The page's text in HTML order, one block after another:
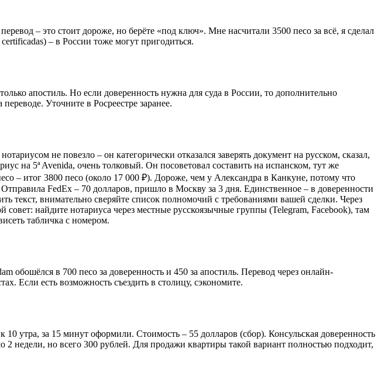
– это стоит дороже, но берёте «под ключ». Мне насчитали 3500 песо за всё, я сделал
– в России тоже могут пригодиться.
апостиль. Но если доверенность нужна для суда в России, то дополнительно
Уточните в Росреестре заранее.
не повезло – он категорически отказался заверять документ на русском, сказал,
на 5ª Avenida, очень толковый. Он посоветовал составить на испанском, тут же
– итог 3800 песо (около 17 000 ₽). Дороже, чем у Александра в Канкуне, потому что
FedEx – 70 долларов, пришло в Москву за 3 дня. Единственное – в доверенности
текст, внимательно сверяйте список полномочий с требованиями вашей сделки. Через
найдите нотариуса через местные русскоязычные группы (Telegram, Facebook), там
табличка с номером.
обошёлся в 700 песо за доверенность и 450 за апостиль. Перевод через онлайн-
Если есть возможность съездить в столицу, сэкономите.
утра, за 15 минут оформили. Стоимость – 55 долларов (сбор). Консульская доверенность
недели, но всего 300 рублей. Для продажи квартиры такой вариант полностью подходит,